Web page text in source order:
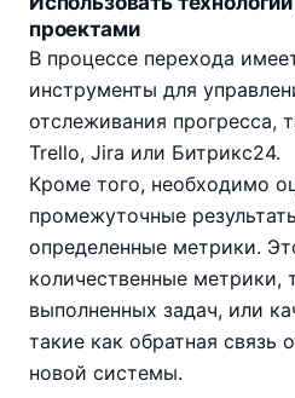
проектами
В процессе перехода
инструменты для
отслеживания прогресса,
Trello, Jira или Битрикс24.
Кроме того, необходимо
промежуточные
определенные метрики.
количественные метрики,
выполненных задач, или
такие как обратная связь
новой системы.